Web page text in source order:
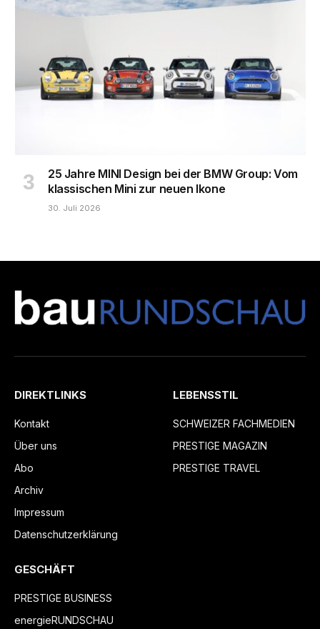
25 Jahre MINI Design bei der BMW Group: Vom
klassischen Mini zur neuen Ikone
30. Juli 2026
DIREKTLINKS
Kontakt
Über uns
Abo
Archiv
Impressum
Datenschutzerklärung
LEBENSSTIL
SCHWEIZER FACHMEDIEN
PRESTIGE MAGAZIN
PRESTIGE TRAVEL
GESCHÄFT
PRESTIGE BUSINESS
energieRUNDSCHAU